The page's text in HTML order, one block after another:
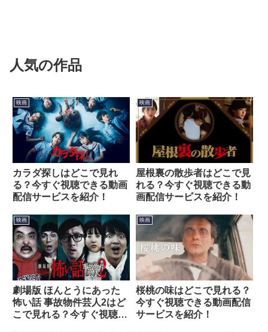
人気の作品
映画
カラダ探しはどこで見れ
る？今すぐ視聴できる動画
配信サービスを紹介！
映画
屋根裏の散歩者はどこで見
れる？今すぐ視聴できる動
画配信サービスを紹介！
映画
劇場版 ほんとうにあった
怖い話 事故物件芸人2はど
こで見れる？今すぐ視聴で
映画
桜桃の味はどこで見れる？
今すぐ視聴できる動画配信
サービスを紹介！